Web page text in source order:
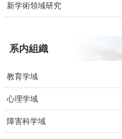
新学術領域研究
系内組織
教育学域
心理学域
障害科学域